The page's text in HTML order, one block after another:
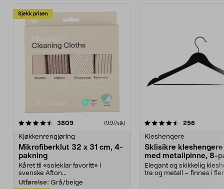
Sjekk prisen
3809anmeldelser(9,97/stk)
Kjøkkenrengjøring
Mikrofiberklut 32 x 31 cm, 4-
pakning
Kåret til «soleklar favoritt» i
svenske Afton...
Utførelse: Grå/beige
4.5av 5 stjerner 256
Kleshengere
Sklisikre
med metallpinne, 8-
Elegant og skikkelig
tre og metall – finnes i
4.5av 5 stjerner